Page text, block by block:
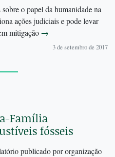
o papel da humanidade na
ações judiciais e pode levar
mitigação →
3 de setembro de 2017
Família
fósseis
publicado por organização